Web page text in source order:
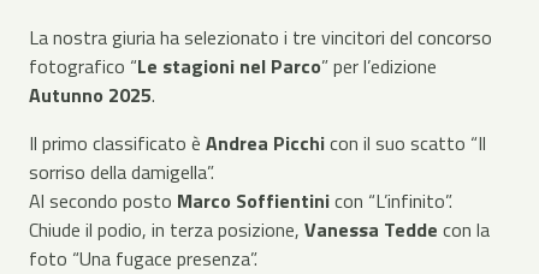
La nostra giuria ha selezionato i tre vincitori del concorso
fotografico “Le stagioni nel Parco” per l’edizione
Autunno 2025.
Il primo classificato è Andrea Picchicon il suo scatto “Il
sorriso della damigella”.
Al secondo posto Marco Soffientinicon “L’infinito”.
Chiude il podio, in terza posizione, Vanessa Tedde con la
foto “Una fugace presenza”.